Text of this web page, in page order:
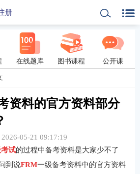
册
在线题库 图书课程 公开课
资料的官方资料部分
2026-05-21 09:17:19
试的过程中备考资料是大家少不了
到说FRM一级备考资料中的官方资料